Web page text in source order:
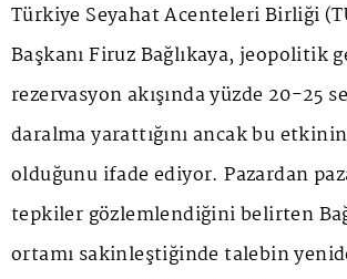
Türkiye Seyahat Acenteleri Birliği
Başkanı Firuz Bağlıkaya, jeopolitik
rezervasyon akışında yüzde 20-25
daralma yarattığını ancak bu
olduğunu ifade ediyor. Pazardan
tepkiler gözlemlendiğini belirten
ortamı sakinleştiğinde talebin